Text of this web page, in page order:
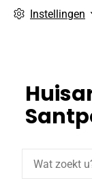
Instellingen